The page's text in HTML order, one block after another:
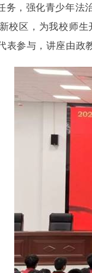
务，强化青少年
校区，为我校师
表参与，讲座由